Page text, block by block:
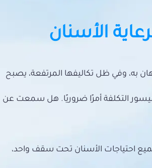
الأسنان
به، وفي ظل تكاليفها المرتفعة، يصبح
التكلفة أمرًا ضروريًا. هل سمعت عن
احتياجات الأسنان تحت سقف واحد،